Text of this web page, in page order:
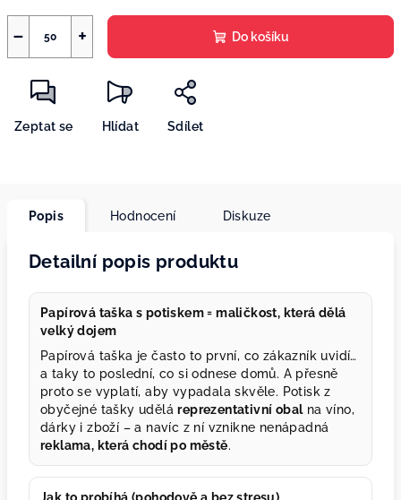
+
− Do košíku
Zeptat se Hlídat Sdílet
Popis Hodnocení Diskuze
Detailní popis produktu
Papírová taška s potiskem = maličkost, která dělá
velký dojem
Papírová taška je často to první, co zákazník uvidí…
a taky to poslední, co si odnese domů. A přesně
proto se vyplatí, aby vypadala skvěle. Potisk z
obyčejné tašky uděláreprezentativní obalna víno,
dárky i zboží – a navíc z ní vznikne nenápadná
reklama, která chodí po městě.